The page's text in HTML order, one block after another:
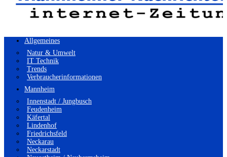
Allgemeines
Natur & Umwelt
IT Technik
Trends
Verbraucherinformationen
Mannheim
Innenstadt / Jungbusch
Feudenheim
Käfertal
Lindenhof
Friedrichsfeld
Neckarau
Neckarstadt